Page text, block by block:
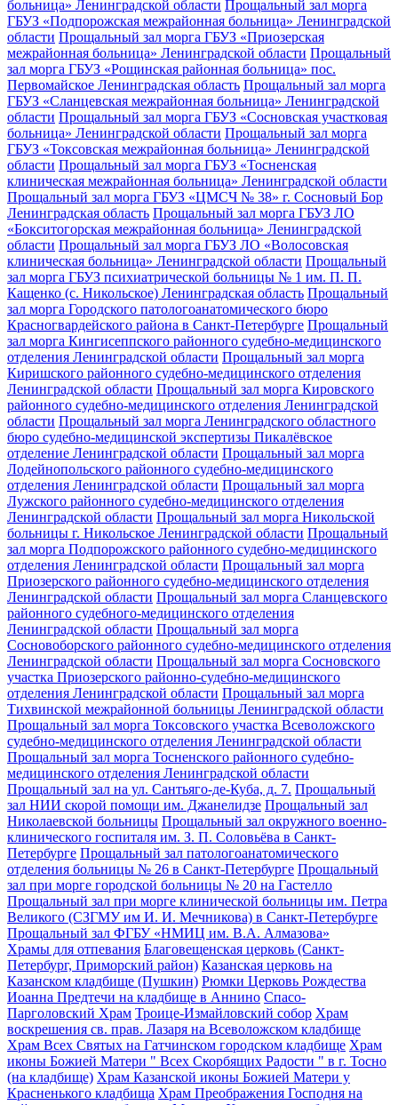
больница» Ленинградской области Прощальный зал морга
ГБУЗ «Подпорожская межрайонная больница» Ленинградской
области Прощальный зал морга ГБУЗ «Приозерская
межрайонная больница» Ленинградской области Прощальный
зал морга ГБУЗ «Рощинская районная больница» пос.
Первомайское Ленинградская область Прощальный зал морга
ГБУЗ «Сланцевская межрайонная больница» Ленинградской
области Прощальный зал морга ГБУЗ «Сосновская участковая
больница» Ленинградской области Прощальный зал морга
ГБУЗ «Токсовская межрайонная больница» Ленинградской
области Прощальный зал морга ГБУЗ «Тосненская
клиническая межрайонная больница» Ленинградской области
Прощальный зал морга ГБУЗ «ЦМСЧ № 38» г. Сосновый Бор
Ленинградская область Прощальный зал морга ГБУЗ ЛО
«Бокситогорская межрайонная больница» Ленинградской
области Прощальный зал морга ГБУЗ ЛО «Волосовская
клиническая больница» Ленинградской области Прощальный
зал морга ГБУЗ психиатрической больницы № 1 им. П. П.
Кащенко (с. Никольское) Ленинградская область Прощальный
зал морга Городского патологоанатомического бюро
Красногвардейского района в Санкт-Петербурге Прощальный
зал морга Кингисеппского районного судебно-медицинского
отделения Ленинградской области Прощальный зал морга
Киришского районного судебно-медицинского отделения
Ленинградской области Прощальный зал морга Кировского
районного судебно-медицинского отделения Ленинградской
области Прощальный зал морга Ленинградского областного
бюро судебно-медицинской экспертизы Пикалёвское
отделение Ленинградской области Прощальный зал морга
Лодейнопольского районного судебно-медицинского
отделения Ленинградской области Прощальный зал морга
Лужского районного судебно-медицинского отделения
Ленинградской области Прощальный зал морга Никольской
больницы г. Никольское Ленинградской области Прощальный
зал морга Подпорожского районного судебно-медицинского
отделения Ленинградской области Прощальный зал морга
Приозерского районного судебно-медицинского отделения
Ленинградской области Прощальный зал морга Сланцевского
районного судебного-медицинского отделения
Ленинградской области Прощальный зал морга
Сосновоборского районного судебно-медицинского отделения
Ленинградской области Прощальный зал морга Сосновского
участка Приозерского районно-судебно-медицинского
отделения Ленинградской области Прощальный зал морга
Тихвинской межрайонной больницы Ленинградской области
Прощальный зал морга Токсовского участка Всеволожского
судебно-медицинского отделения Ленинградской области
Прощальный зал морга Тосненского районного судебно-
медицинского отделения Ленинградской области
Прощальный зал на ул. Сантьяго-де-Куба, д. 7. Прощальный
зал НИИ скорой помощи им. Джанелидзе Прощальный зал
Николаевской больницы Прощальный зал окружного военно-
клинического госпиталя им. З. П. Соловьёва в Санкт-
Петербурге Прощальный зал патологоанатомического
отделения больницы № 26 в Санкт-Петербурге Прощальный
зал при морге городской больницы № 20 на Гастелло
Прощальный зал при морге клинической больницы им. Петра
Великого (СЗГМУ им И. И. Мечникова) в Санкт-Петербурге
Прощальный зал ФГБУ «НМИЦ им. В.А. Алмазова»
Храмы для отпевания Благовещенская церковь (Санкт-
Петербург, Приморский район) Казанская церковь на
Казанском кладбище (Пушкин) Рюмки Церковь Рождества
Иоанна Предтечи на кладбище в Аннино Спасо-
Парголовский Храм Троице-Измайловский собор Храм
воскрешения св. прав. Лазаря на Всеволожском кладбище
Храм Всех Святых на Гатчинском городском кладбище Храм
иконы Божией Матери " Всех Скорбящих Радости " в г. Тосно
(на кладбище) Храм Казанской иконы Божией Матери у
Красненького кладбища Храм Преображения Господня на